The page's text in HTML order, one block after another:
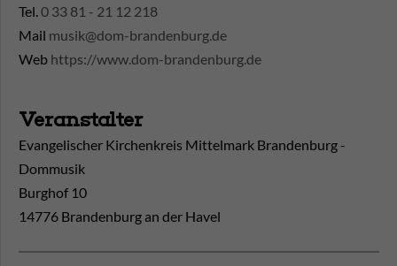
Tel.0 33 81 - 21 12 218
Mail musik@dom-brandenburg.de
Web https://www.dom-brandenburg.de
Veranstalter
Evangelischer Kirchenkreis Mittelmark Brandenburg -
Dommusik
Burghof 10
14776 Brandenburg an der Havel